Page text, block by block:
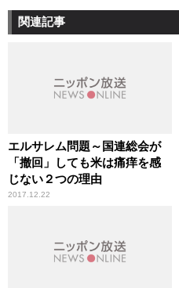
関連記事
エルサレム問題～国連総会が
「撤回」しても米は痛痒を感
じない２つの理由
2017.12.22